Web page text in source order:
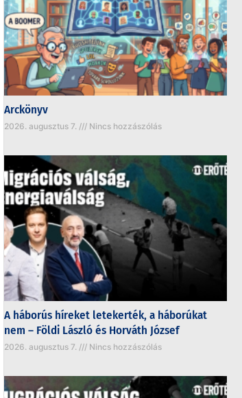
Arckönyv
2026. augusztus 7. Nincs hozzászólás
A háborús híreket letekerték, a háborúkat
nem – Földi László és Horváth József
2026. augusztus 7. Nincs hozzászólás